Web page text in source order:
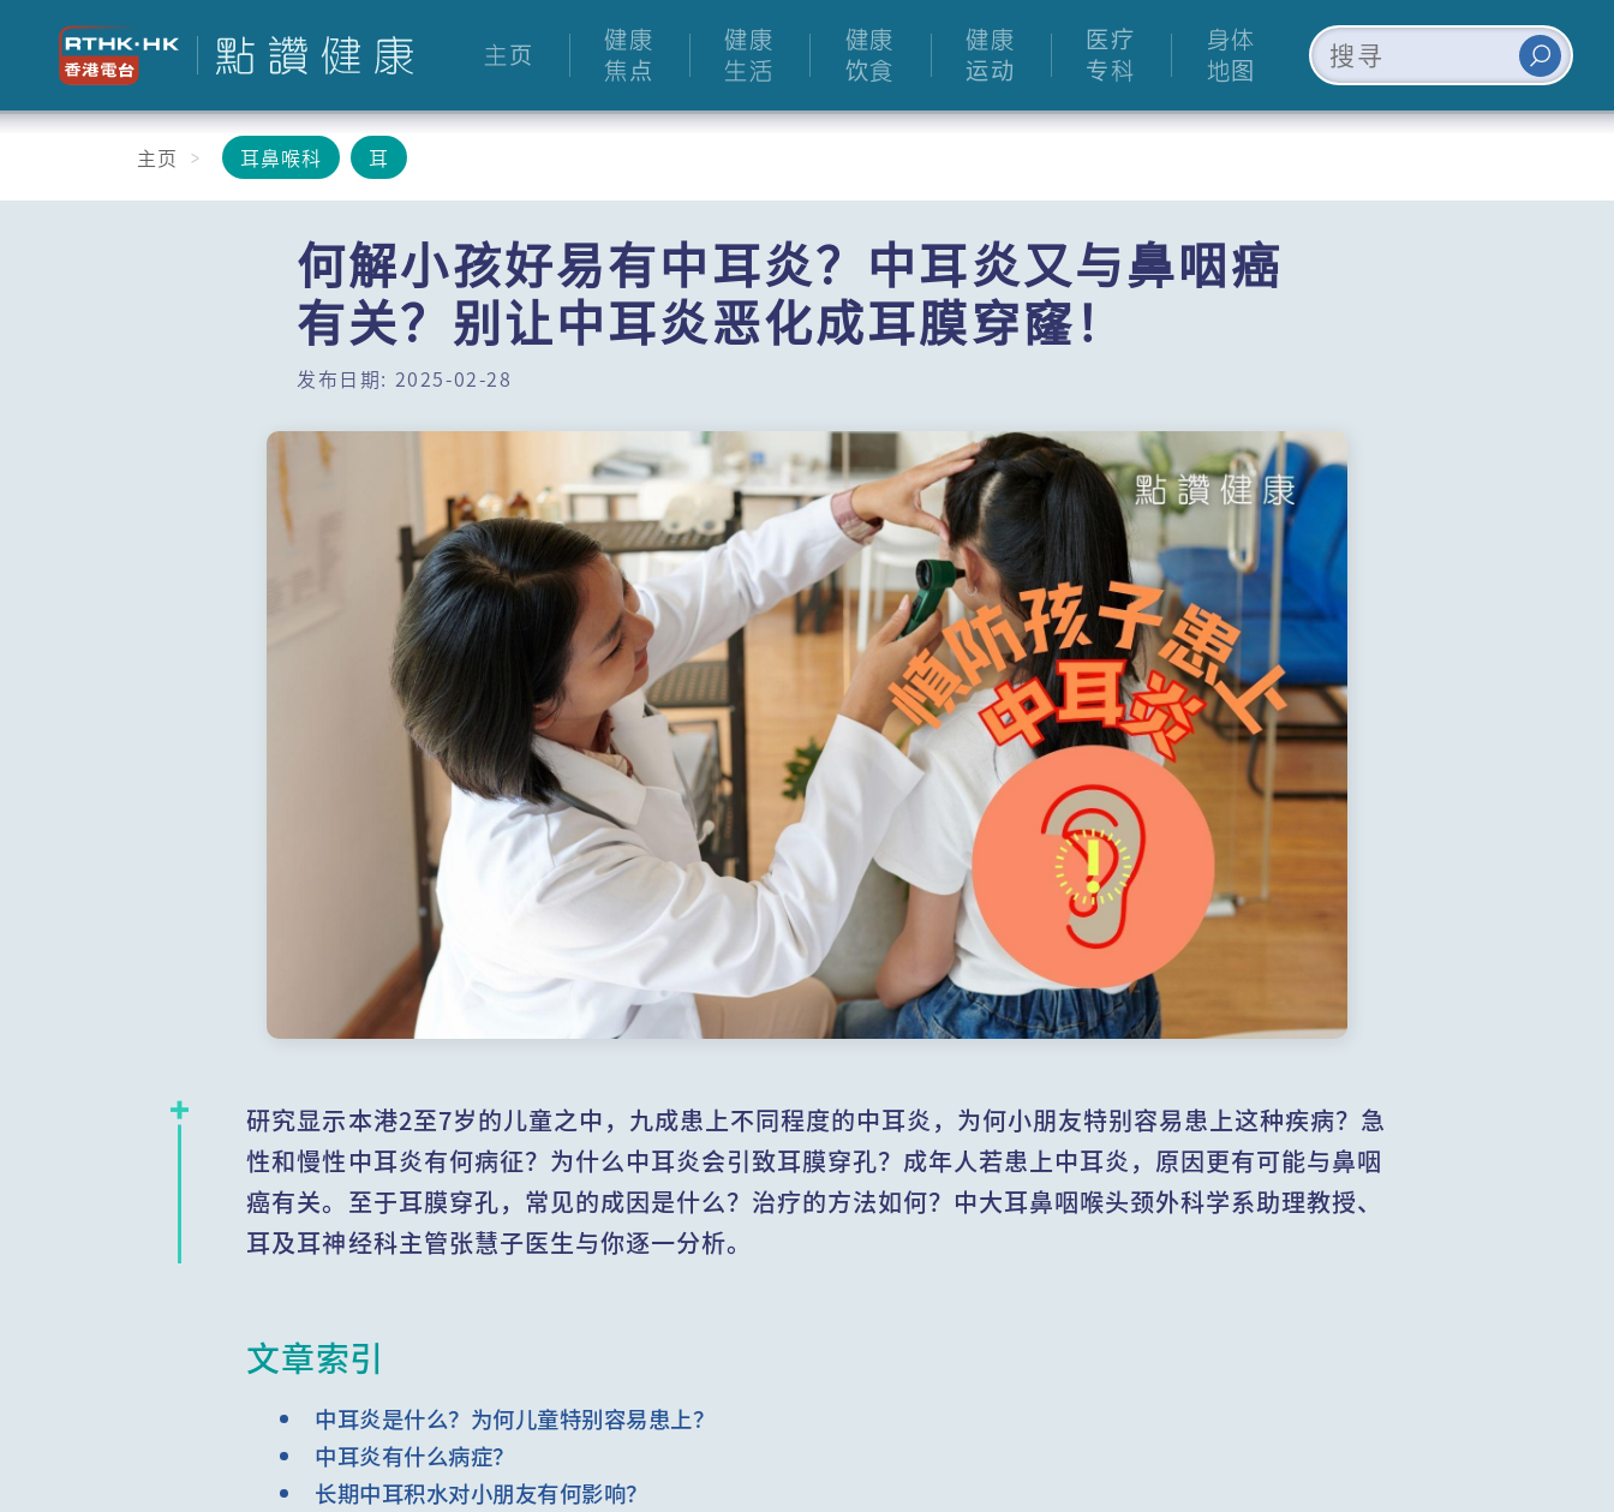
主页
健康
焦点
健康
生活
健康
饮食
健康
运动
医疗
专科
身体
地图
主页 耳鼻喉科 耳
何解小孩好易有中耳炎？中耳炎又与鼻咽癌
有关？别让中耳炎恶化成耳膜穿窿！
发布日期: 2025-02-28
研究显示本港2至7岁的儿童之中，九成患上不同程度的中耳炎，为何小朋友特别容易患上这种疾病？急
性和慢性中耳炎有何病征？为什么中耳炎会引致耳膜穿孔？成年人若患上中耳炎，原因更有可能与鼻咽
癌有关。至于耳膜穿孔，常见的成因是什么？治疗的方法如何？中大耳鼻咽喉头颈外科学系助理教授、
耳及耳神经科主管张慧子医生与你逐一分析。
文章索引
中耳炎是什么？为何儿童特别容易患上？
中耳炎有什么病症？
长期中耳积水对小朋友有何影响？